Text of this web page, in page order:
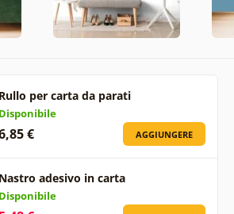
Rullo per carta da parati
Disponibile
€ AGGIUNGERE
Nastro adesivo in carta
Disponibile